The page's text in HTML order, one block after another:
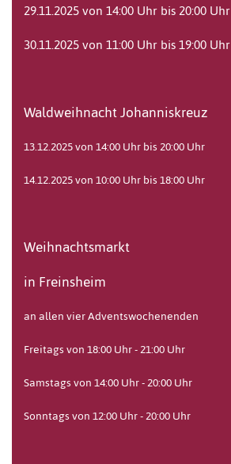
29.11.2025 von 14:00 Uhr bis 20:00 Uhr
30.11.2025 von 11:00 Uhr bis 19:00 Uhr
Waldweihnacht Johanniskreuz
13.12.2025 von 14:00 Uhr bis 20:00 Uhr
14.12.2025 von 10:00 Uhr bis 18:00 Uhr
Weihnachtsmarkt
in Freinsheim
an allen vier Adventswochenenden
Freitags von 18:00 Uhr - 21:00 Uhr
Samstags von 14:00 Uhr - 20:00 Uhr
Sonntags von 12:00 Uhr - 20:00 Uhr